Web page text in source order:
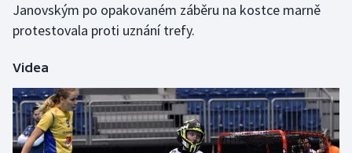
Lyže a snowboard
Moderní pětiboj
Motorsport
Olympijské hry
Janovským po opakovaném záběru na kostce marně
protestovala proti uznání trefy.
Videa